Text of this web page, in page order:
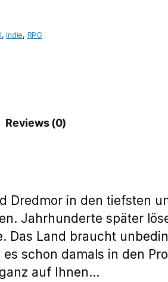
,Indie, RPG
Reviews (0)
Dredmor in den tiefsten
Jahrhunderte später
Das Land braucht
schon damals in den
auf Ihnen…